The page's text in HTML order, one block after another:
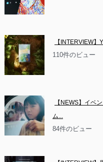
【INTERVIEW】
110件のビュー
【NEWS】イベ
ム...
84件のビュー